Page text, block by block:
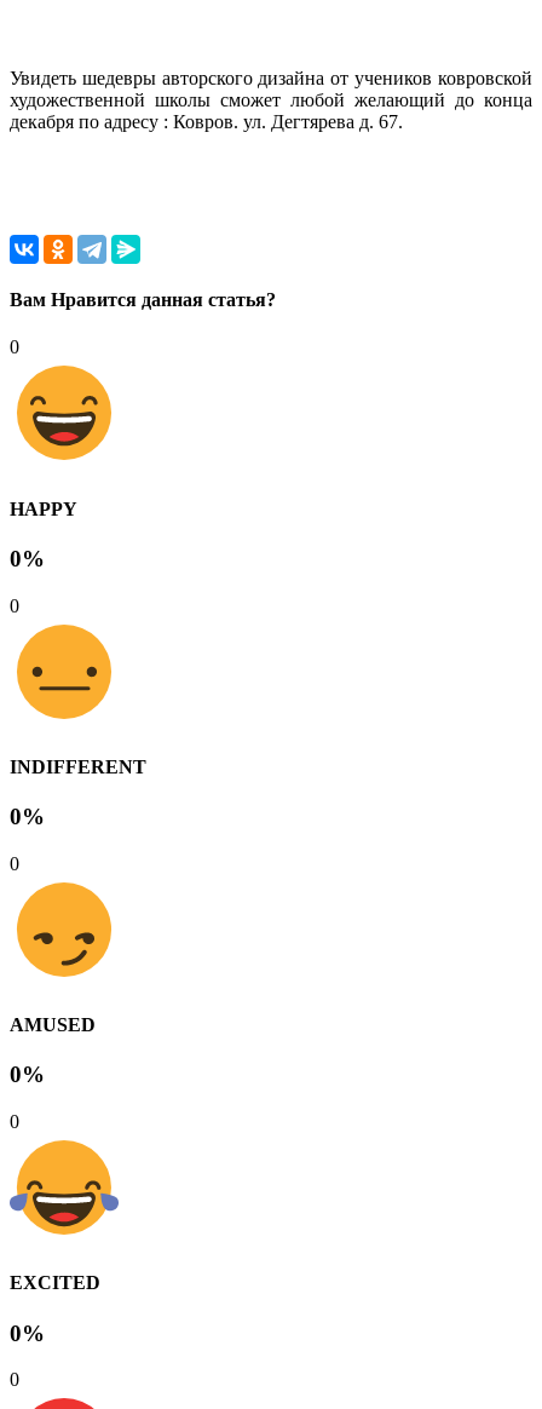
Увидеть шедевры авторского дизайна от учеников ковровской
художественной школы сможет любой желающий до конца
декабря по адресу : Ковров. ул. Дегтярева д. 67.
Вам Нравится данная статья?
0
HAPPY
0%
0
INDIFFERENT
0%
0
AMUSED
0%
0
EXCITED
0%
0